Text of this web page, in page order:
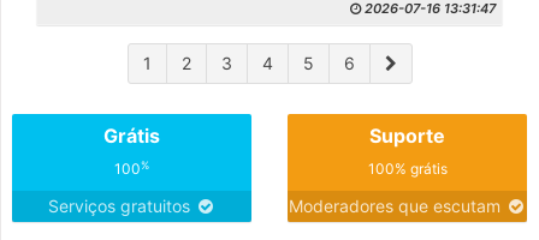
2026-07-16 13:31:47
1 2 3 4 5 6
Grátis
100%
Serviços gratuitos
Suporte
100% grátis
Moderadores que escutam